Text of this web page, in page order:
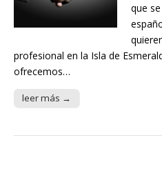
que
profesional en la Isla de
ofrecemos…
leer más →